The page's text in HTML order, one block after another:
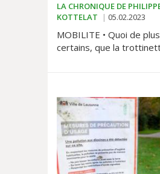
LA CHRONIQUE DE
KOTTELAT
05.02.2023
MOBILITE • Quoi de
certains, que la
jours semblent bel et